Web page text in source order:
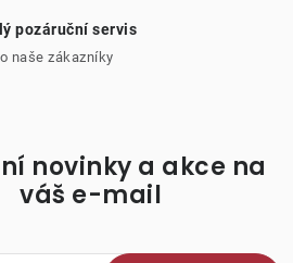
pozáruční servis
naše zákazníky
novinky a akce na
váš e-mail